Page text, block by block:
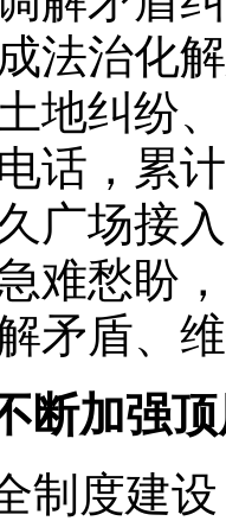
法治化
地纠纷
话，累
广场接
难愁盼
矛盾、
断加强
制度建